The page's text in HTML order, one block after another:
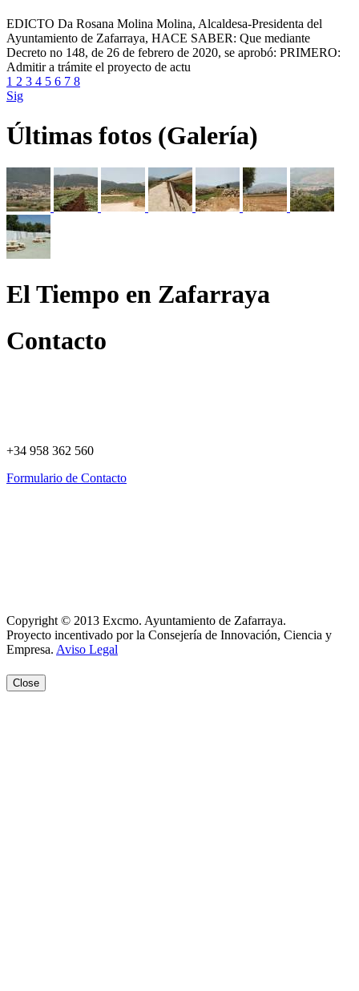
EDICTO Da Rosana Molina Molina, Alcaldesa-Presidenta del
Ayuntamiento de Zafarraya, HACE SABER: Que mediante
Decreto no 148, de 26 de febrero de 2020, se aprobó: PRIMERO:
Admitir a trámite el proyecto de actu
1 2 3 4 5 6 7 8
Sig
Últimas fotos (Galería)
El Tiempo en Zafarraya
Contacto
+34 958 362 560
Formulario de Contacto
Copyright © 2013 Excmo. Ayuntamiento de Zafarraya.
Proyecto incentivado por la Consejería de Innovación, Ciencia y
Empresa. Aviso Legal
Close